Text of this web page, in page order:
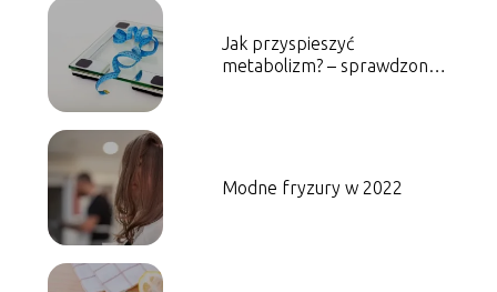
Jak przyspieszyć
metabolizm? – sprawdzone
Modne fryzury w 2022